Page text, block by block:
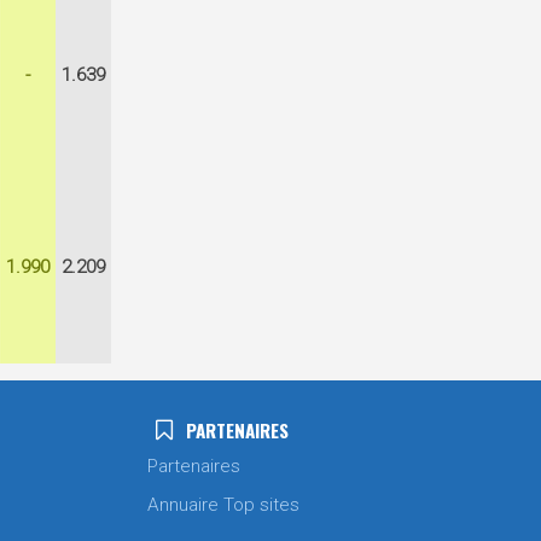
- 1.639
1.990 2.209
PARTENAIRES
Partenaires
Annuaire Top sites